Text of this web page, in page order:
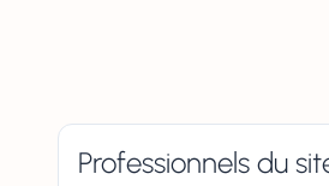
Professionnels du